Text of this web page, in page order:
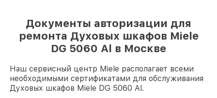
Документы авторизации для
ремонта Духовых шкафов Miele
DG 5060 Al в Москве
Наш сервисный центр Miele располагает всеми
необходимыми сертификатами для обслуживания
Духовых шкафов Miele DG 5060 Al.